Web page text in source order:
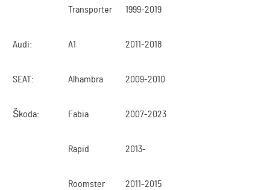
Transporter 1999-2019
Audi: A1 2011-2018
SEAT: Alhambra 2009-2010
Škoda: Fabia 2007-2023
Rapid 2013-
Roomster 2011-2015